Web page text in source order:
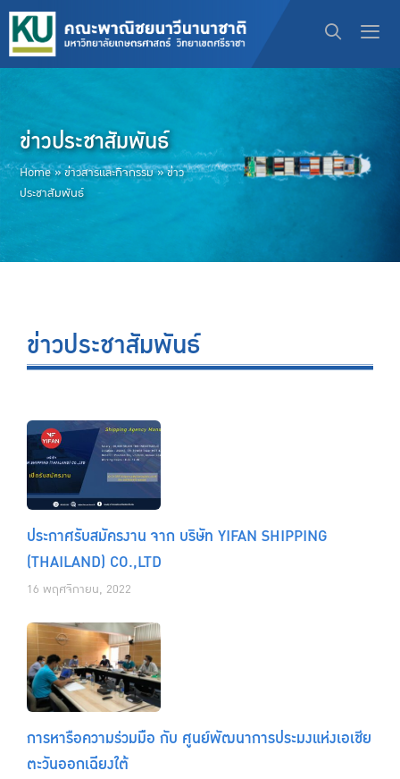
ข่าวประชาสัมพันธ์
Home »ข่าวสารและกิจกรรม»ข่าว
ประชาสัมพันธ์
ข่าวประชาสัมพันธ์
ประกาศรับสมัครงาน จาก บริษัท YIFAN SHIPPING
(THAILAND) CO.,LTD
16 พฤศจิกายน, 2022
การหารือความร่วมมือ กับ ศูนย์พัฒนาการประมงแห่งเอเชีย
ตะวันออกเฉียงใต้